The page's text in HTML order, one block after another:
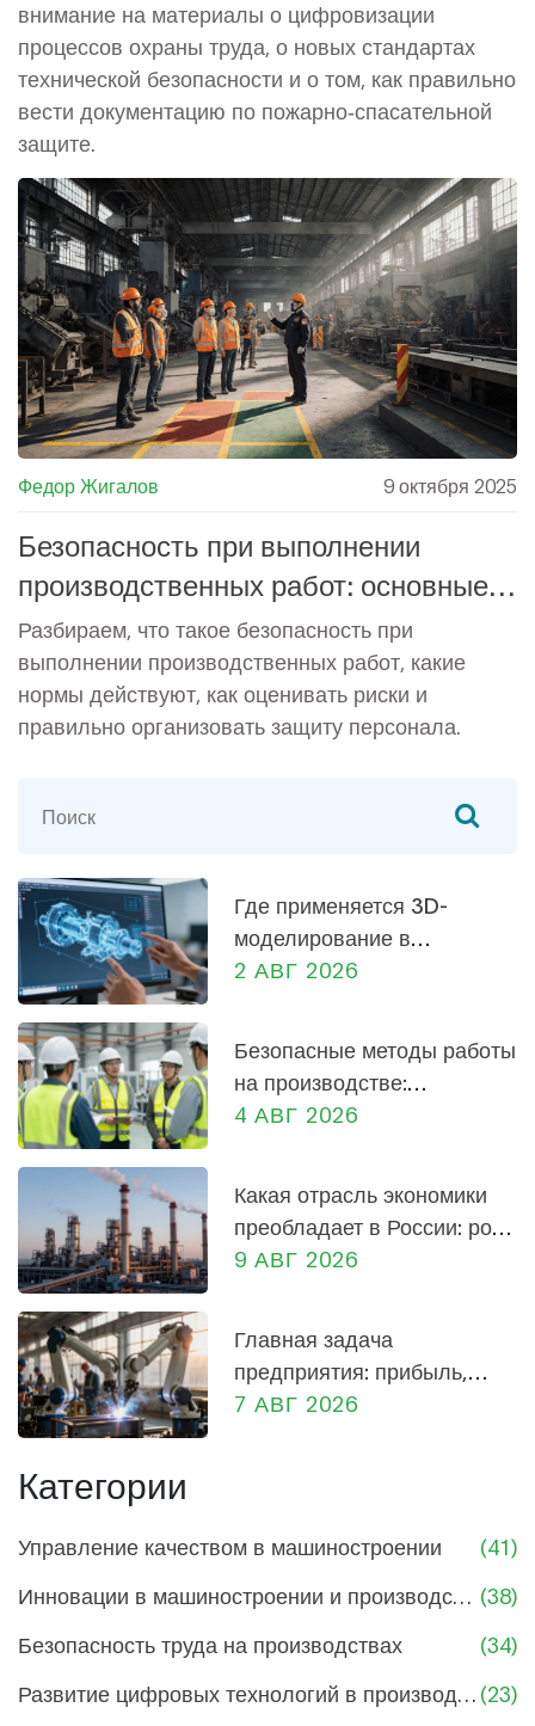
внимание на материалы о цифровизации
процессов охраны труда, о новых стандартах
технической безопасности и о том, как правильно
вести документацию по пожарно‑спасательной
защите.
Федор Жигалов 9 октября 2025
Безопасность при выполнении
производственных работ: основные
понятия и требования
Разбираем, что такое безопасность при
выполнении производственных работ, какие
нормы действуют, как оценивать риски и
правильно организовать защиту персонала.
Где применяется 3D-
моделирование в
машиностроении: от
2 АВГ 2026
Безопасные методы работы
на производстве:
практическое руководство
4 АВГ 2026
Какая отрасль экономики
преобладает в России: роль
промышленности и заводов
9 АВГ 2026
Главная задача
предприятия: прибыль,
социальная роль и
7 АВГ 2026
Категории
Управление качеством в машиностроении
(41)
Инновации в машиностроении и производстве (38)
Безопасность труда на производствах
(34)
Развитие цифровых технологий в производстве (23)